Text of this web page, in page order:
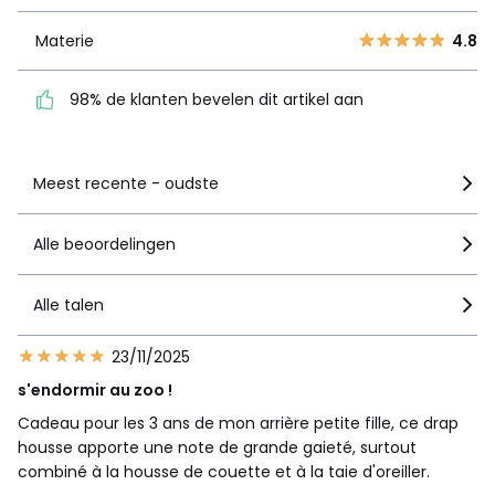
98% de klanten bevelen
dit artikel aan
Materie 4.8
98% de klanten bevelen dit artikel aan
Meest recente - oudste
Alle beoordelingen
Alle talen
23/11/2025
s'endormir au zoo !
Cadeau pour les 3 ans de mon arrière petite fille, ce drap
housse apporte une note de grande gaieté, surtout
combiné à la housse de couette et à la taie d'oreiller.